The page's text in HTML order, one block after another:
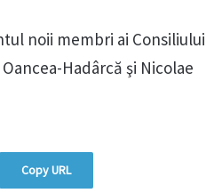
noii membri ai Consiliului
Hadârcă şi Nicolae
Copy URL